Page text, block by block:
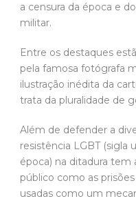
a censura da época e
militar.
Entre os destaques
pela famosa fotógrafa
ilustração inédita da
trata da pluralidade de
Além de defender a
resistência LGBT (sigla
época) na ditadura tem
público como as
usadas como um